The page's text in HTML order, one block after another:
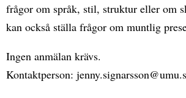
frågor om språk, stil, struktur eller om
kan också ställa frågor om muntlig
Ingen anmälan krävs.
Kontaktperson: